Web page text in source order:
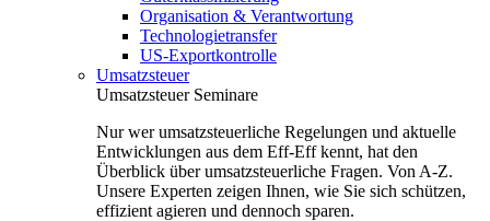
Organisation & Verantwortung
Technologietransfer
US-Exportkontrolle
Umsatzsteuer
Umsatzsteuer Seminare
Nur wer umsatzsteuerliche Regelungen und aktuelle
Entwicklungen aus dem Eff-Eff kennt, hat den
Überblick über umsatzsteuerliche Fragen. Von A-Z.
Unsere Experten zeigen Ihnen, wie Sie sich schützen,
effizient agieren und dennoch sparen.